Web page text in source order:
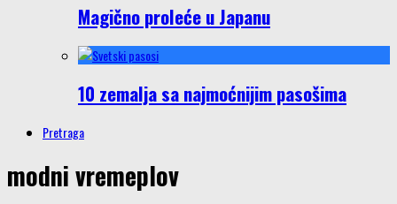
Magično proleće u Japanu
10 zemalja sa najmoćnijim pasošima
Pretraga
modni vremeplov